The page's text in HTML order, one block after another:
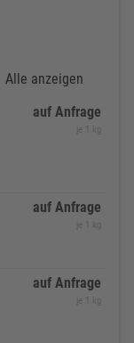
Alle anzeigen
auf Anfrage
je 1 kg
auf Anfrage
je 1 kg
auf Anfrage
je 1 kg